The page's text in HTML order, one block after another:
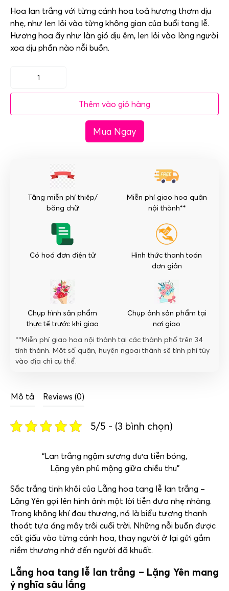
Hoa lan trắng với từng cánh hoa toả hương thơm dịu
nhẹ, như len lỏi vào từng không gian của buổi tang lễ.
Hương hoa ấy như làn gió dịu êm, len lỏi vào lòng người
xoa dịu phần nào nỗi buồn.
Lẵng
hoa
lượng
Thêm vào giỏ hàng
Mua Ngay
Tặng miễn phí thiệp/
băng chữ
Miễn phí giao hoa quận
nội thành**
Có hoá đơn điện tử
Hình thức thanh toán
đơn giản
Chụp hình sản phẩm
thực tế trước khi giao
Chụp ảnh sản phẩm tại
nơi giao
**Miễn phí giao hoa nội thành tại các thành phố trên 34
tỉnh thành. Một số quận, huyện ngoại thành sẽ tính phí tùy
vào địa chỉ cụ thể.
Mô tả Reviews (0)
5/5 - (3 bình chọn)
“Lan trắng ngậm sương đưa tiễn bóng,
Lặng yên phủ mộng giữa chiều thu”
Sắc trắng tinh khôi của Lẵng hoa tang lễ lan trắng –
Lặng Yên gợi lên hình ảnh một lời tiễn đưa nhẹ nhàng.
Trong không khí đau thương, nó là biểu tượng thanh
thoát tựa áng mây trôi cuối trời. Những nỗi buồn được
cất giấu vào từng cánh hoa, thay người ở lại gửi gắm
niềm thương nhớ đến người đã khuất.
Lẵng hoa tang lễ lan trắng – Lặng Yên mang
ý nghĩa sâu lắng